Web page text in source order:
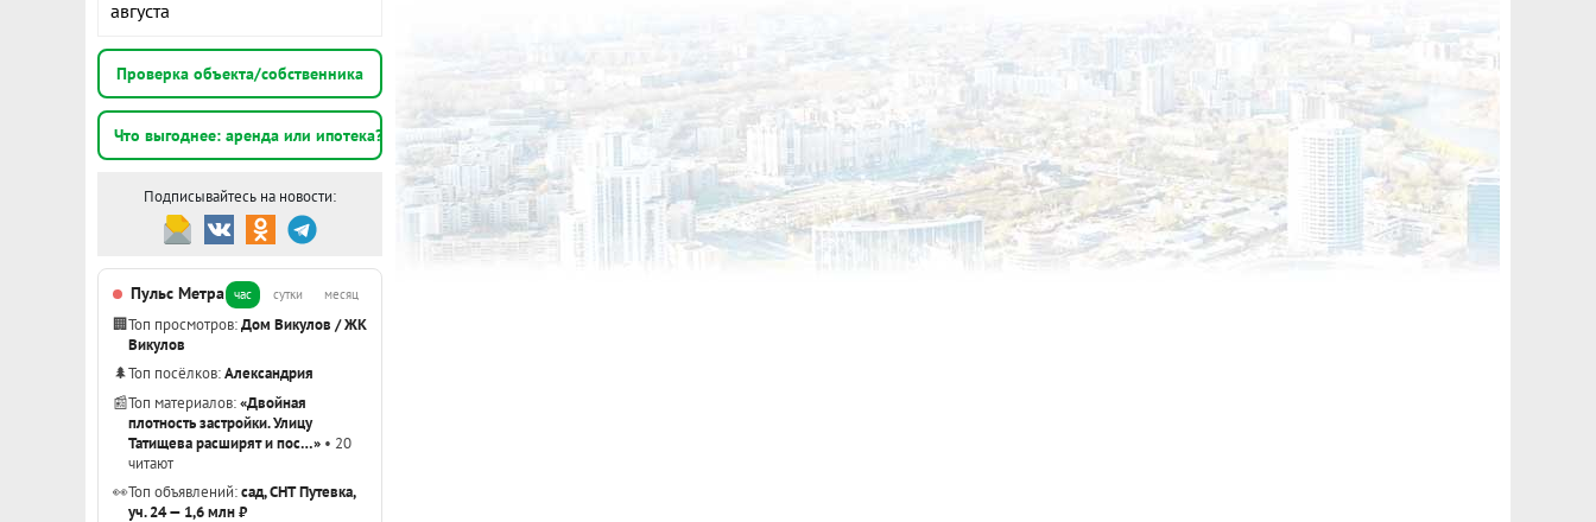
августа
Проверка объекта/собственника
Что выгоднее: аренда или ипотека?
Подписывайтесь на новости:
Пульс Метра час сутки месяц
🏢Топ просмотров:Дом Викулов / ЖК
Викулов
🌲Топ посёлков:Александрия
📰Топ материалов:«Двойная
плотность застройки. Улицу
Татищева расширят и пос…» • 20
читают
👀Топ объявлений:сад, СНТ Путевка,
уч. 24 — 1,6 млн ₽